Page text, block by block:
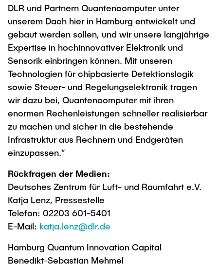
DLR und Partnern Quantencomputer unter
unserem Dach hier in Hamburg entwickelt und
gebaut werden sollen, und wir unsere langjährige
Expertise in hochinnovativer Elektronik und
Sensorik einbringen können. Mit unseren
Technologien für chipbasierte Detektionslogik
sowie Steuer- und Regelungselektronik tragen
wir dazu bei, Quantencomputer mit ihren
enormen Rechenleistungen schneller realisierbar
zu machen und sicher in die bestehende
Infrastruktur aus Rechnern und Endgeräten
einzupassen.“
Rückfragen der Medien:
Deutsches Zentrum für Luft- und Raumfahrt e.V.
Katja Lenz, Pressestelle
Telefon: 02203 601-5401
E-Mail: katja.lenz@dlr.de
Hamburg Quantum Innovation Capital
Benedikt-Sebastian Mehmel